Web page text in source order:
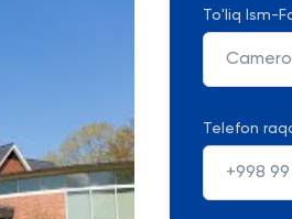
To'liq Ism-
Telefon